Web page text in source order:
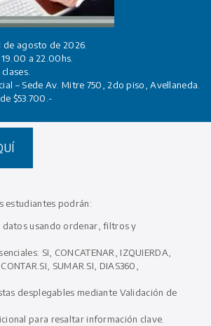
de agosto de 2026.
a 22.00hs.
– Sede Av. Mitre 750, 2do piso, Avellaneda.
$53.700.-
estudiantes podrán:
datos usando ordenar, filtros y
SI, CONCATENAR, IZQUIERDA,
SUMAR.SI, DIAS360,
desplegables mediante Validación de
para resaltar información clave.